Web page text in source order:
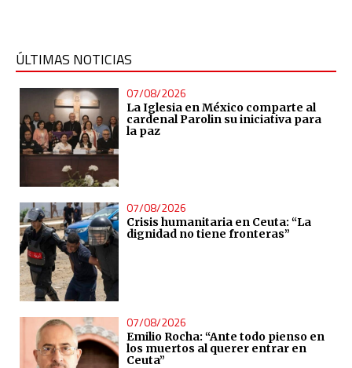
ÚLTIMAS NOTICIAS
07/08/2026
La Iglesia en México comparte al
cardenal Parolin su iniciativa para
la paz
07/08/2026
Crisis humanitaria en Ceuta: “La
dignidad no tiene fronteras”
07/08/2026
Emilio Rocha: “Ante todo pienso en
los muertos al querer entrar en
Ceuta”